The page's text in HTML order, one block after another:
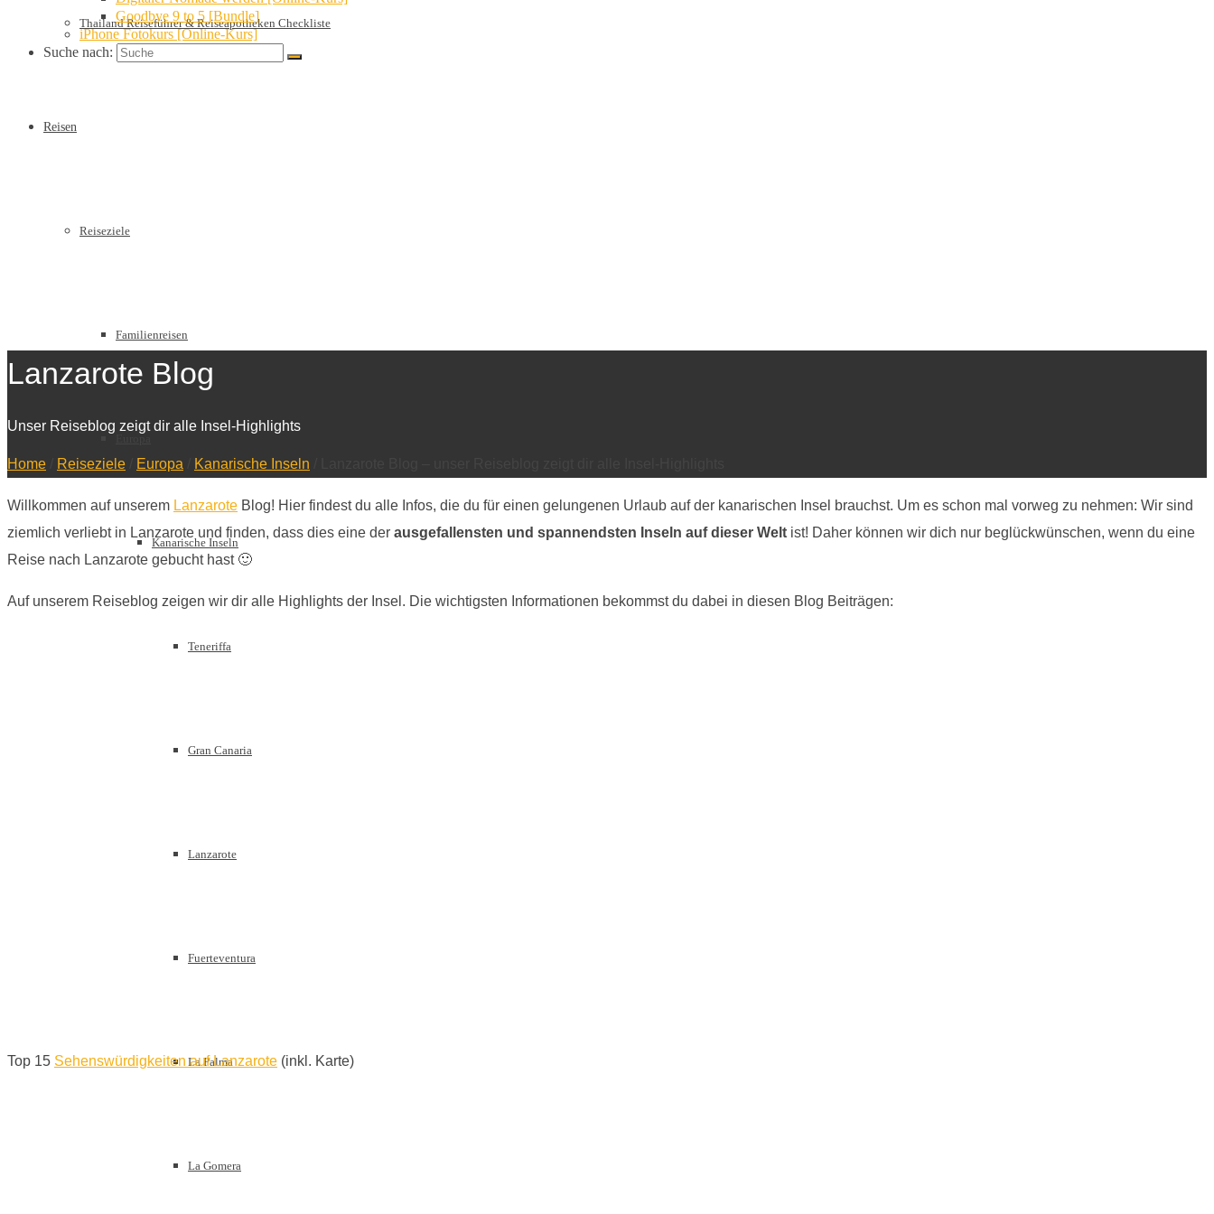
Thailand Reiseführer & Reiseapotheken Checkliste
Reisen
Reiseziele
Familienreisen
Kanarische Inseln
Teneriffa
Gran Canaria
Lanzarote
Fuerteventura
La Palma
La Gomera
Goodbye 9 to 5 [Bundle]
iPhone Fotokurs [Online-Kurs]
Suche nach:
Lanzarote Blog
Unser Reiseblog zeigt dir alle Insel-Highlights
Home Reiseziele Europa Kanarische Inseln
Willkommen auf unserem Lanzarote Blog! Hier findest du alle Infos, die du für einen gelungenen Urlaub auf der kanarischen Insel brauchst. Um es schon mal vorweg zu nehmen: Wir sind
ziemlich verliebt in Lanzarote und finden, dass dies eine der ausgefallensten und spannendsten Inseln auf dieser Welt ist! Daher können wir dich nur beglückwünschen, wenn du eine
Reise nach Lanzarote gebucht hast 🙂
Auf unserem Reiseblog zeigen wir dir alle Highlights der Insel. Die wichtigsten Informationen bekommst du dabei in diesen Blog Beiträgen:
Top 15 Sehenswürdigkeiten auf Lanzarote (inkl. Karte)